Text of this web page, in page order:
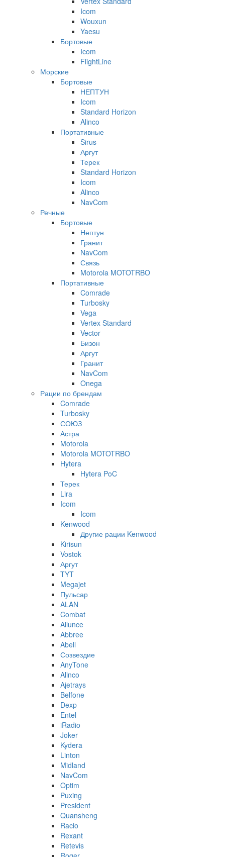
Icom
Wouxun
Yaesu
Бортовые
Icom
FlightLine
Морские
Бортовые
НЕПТУН
Icom
Standard Horizon
Alinco
Портативные
Sirus
Аргут
Терек
Standard Horizon
Icom
Alinco
NavCom
Речные
Бортовые
Нептун
Гранит
NavCom
Связь
Motorola MOTOTRBO
Портативные
Comrade
Turbosky
Vega
Vertex Standard
Vector
Бизон
Аргут
Гранит
NavCom
Onega
Рации по брендам
Comrade
Turbosky
СОЮЗ
Астра
Motorola
Motorola MOTOTRBO
Hytera
Hytera PoC
Терек
Lira
Icom
Icom
Kenwood
Другие рации Kenwood
Kirisun
Vostok
Аргут
TYT
Megajet
Пульсар
ALAN
Combat
Ailunce
Abbree
Abell
Созвездие
AnyTone
Alinco
Ajetrays
Belfone
Dexp
Entel
iRadio
Joker
Kydera
Linton
Midland
NavCom
Optim
Puxing
President
Quansheng
Racio
Rexant
Retevis